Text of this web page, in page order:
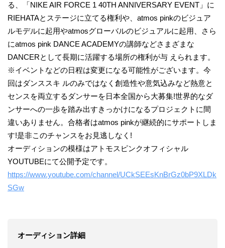
る、「NIKE AIR FORCE 1 40TH ANNIVERSARY EVENT」に
RIEHATAとステージに立てる権利や、atmos pinkのビジュア
ルモデルに起用やatmosグローバルのビジュアルに起用、さら
にatmos pink DANCE ACADEMYの講師などさまざまな
DANCERとして長期に活躍する場所の権利が与 えられます。
※イベントなどの日程は変更になる可能性がございます。今
回はダンススキ ルのみではなく創造性や意気込みなど熱意と
センスを両立するダンサーを日本全国から大募集!世界的なダ
ンサーへの一歩を踏み出すきっかけになるプロジェクトに間
違いありません。合格者はatmos pinkが継続的にサポートしま
す!是非このチャンスをお見逃しなく!
オーディションの模様はアトモスピンクオフィシャル
YOUTUBEにて公開予定です。
https://www.youtube.com/channel/UCkSEEsKnBrGz0bP9XLDk
SGw
オーディション詳細